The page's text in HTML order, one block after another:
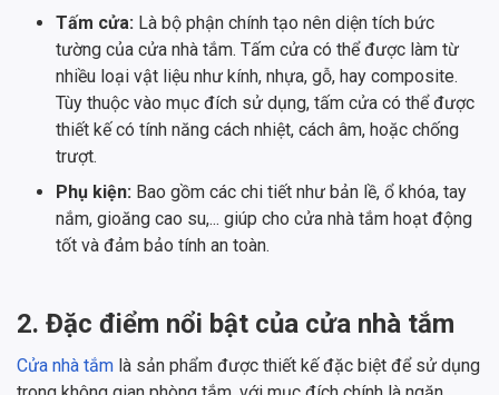
Tấm cửa: Là bộ phận chính tạo nên diện tích bức
tường của cửa nhà tắm. Tấm cửa có thể được làm từ
nhiều loại vật liệu như kính, nhựa, gỗ, hay composite.
Tùy thuộc vào mục đích sử dụng, tấm cửa có thể được
thiết kế có tính năng cách nhiệt, cách âm, hoặc chống
trượt.
Phụ kiện: Bao gồm các chi tiết như bản lề, ổ khóa, tay
nắm, gioăng cao su,... giúp cho cửa nhà tắm hoạt động
tốt và đảm bảo tính an toàn.
2. Đặc điểm nổi bật của cửa nhà tắm
Cửa nhà tắm là sản phẩm được thiết kế đặc biệt để sử dụng